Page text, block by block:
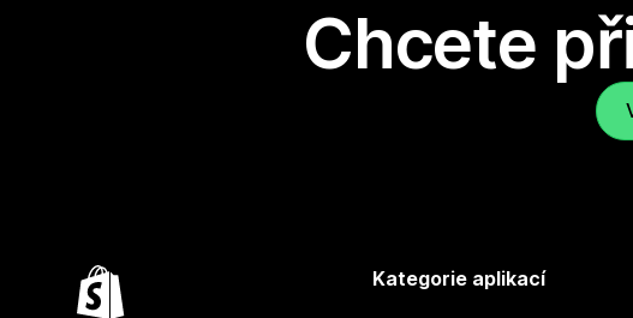
Chcete
Kategorie aplikací